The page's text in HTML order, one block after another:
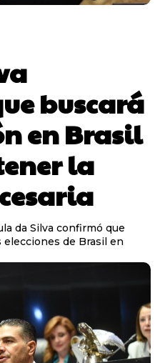
buscará
en Brasil
la
da Silva confirmó que
elecciones de Brasil en